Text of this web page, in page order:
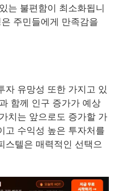
는 불편함이 최소화됩니
주민들에게 만족감을
자 유망성 또한 가지고 있
함께 인구 증가가 예상
치는 앞으로도 증가할 가
고 수익성 높은 투자처를
스텔은 매력적인 선택으